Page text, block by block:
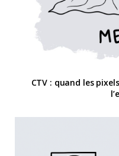
CTV : quand les